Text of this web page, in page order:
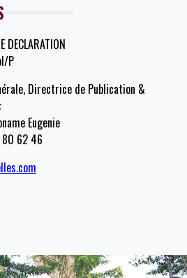
DECLARATION
P
Directrice de Publication &
Eugenie
80 62 46